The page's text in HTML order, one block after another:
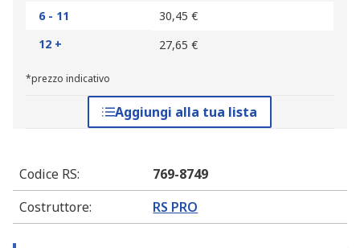
6 - 11
30,45 €
12 +
27,65 €
*prezzo indicativo
Aggiungi alla tua lista
Codice RS:
769-8749
Costruttore: RS PRO